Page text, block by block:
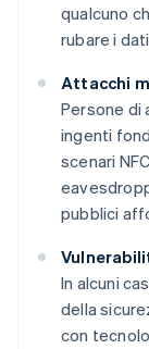
qualcuno
rubare i
Attacchi
Persone di
ingenti
scenari
pubblici
In alcuni
della
con